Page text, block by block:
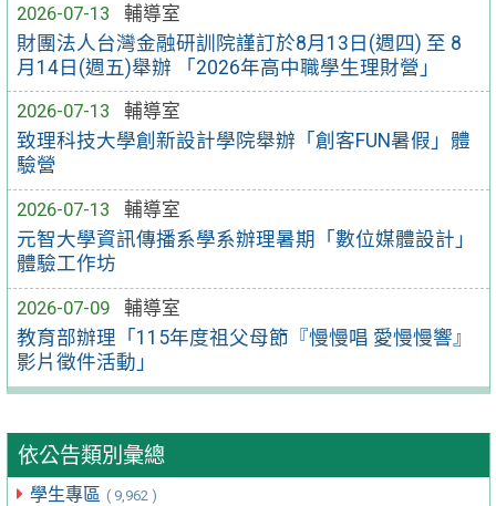
2026-07-13
輔導室
財團法人台灣金融研訓院謹訂於8月13日(週四) 至 8
月14日(週五)舉辦 「2026年高中職學生理財營」
2026-07-13
輔導室
致理科技大學創新設計學院舉辦「創客FUN暑假」體
驗營
2026-07-13
輔導室
元智大學資訊傳播系學系辦理暑期「數位媒體設計」
體驗工作坊
2026-07-09
輔導室
教育部辦理「115年度祖父母節『慢慢唱 愛慢慢響』
影片徵件活動」
依公告類別彙總
學生專區 ( 9,962 )